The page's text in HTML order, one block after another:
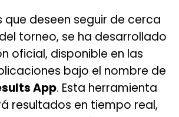
que deseen seguir de cerca
torneo, se ha desarrollado
oficial, disponible en las
bajo el nombre de
App. Esta herramienta
resultados en tiempo real,